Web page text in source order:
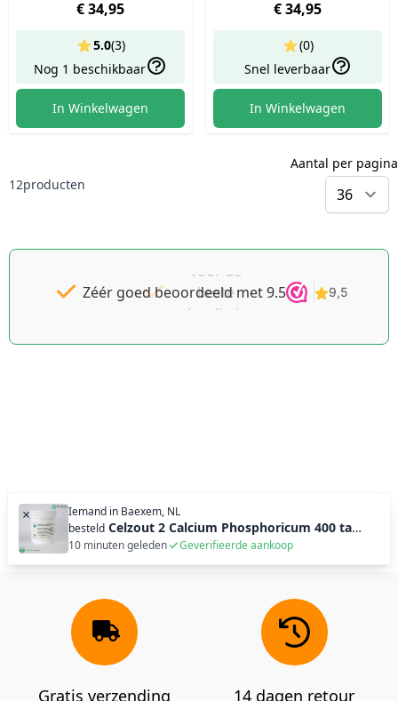
€ 34,95
Nog 1 beschikbaar
5.0(3)
In Winkelwagen
€ 34,95
Snel leverbaar
(0)
In Winkelwagen
12producten
Aantal per pagina
verzending
v.a. €49 NL
| BE
pakket tot
goedkoopste
voor de
beste
kwaliteit
Zéér goed beoordeeld met 9.5
× Iemand in Baexem, NL
besteld Celzout 2 Calcium Phosphoricum 400 tabl (100g)
10 minuten geleden Geverifieerde aankoop
Gratis verzending
14 dagen retour